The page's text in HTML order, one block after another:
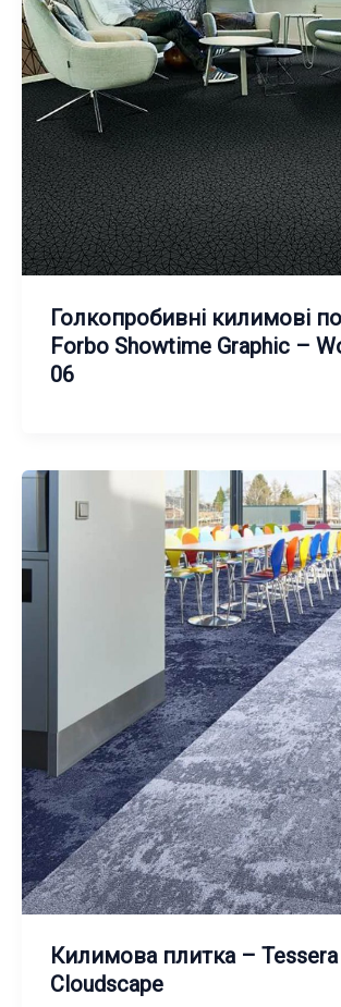
Голкопробивні килимові
Forbo Showtime Graphic –
06
Килимова плитка – Tessera
Cloudscape